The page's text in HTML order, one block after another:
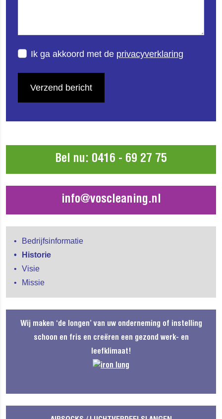
Bel nu: 0416 - 69 27 75
info@voscleaning.nl
Bedrijfsinformatie
Historie
Visie
Missie
Wij maken ‘de longen’ van uw onderneming of instelling
schoon en fris en creëren een gezond werk- en
leefklimaat!
Ik ga akkoord met de privacyverklaring
Verzend bericht